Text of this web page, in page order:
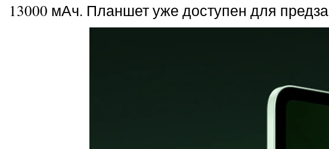
13000 мАч. Планшет уже доступен для